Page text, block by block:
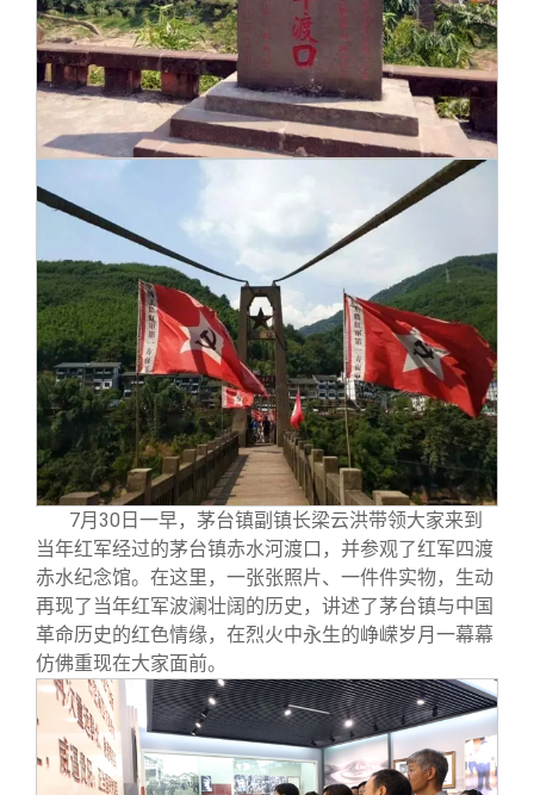
7月30日一早，茅台镇副镇长梁云洪带领大家来到
当年红军经过的茅台镇赤水河渡口，并参观了红军四渡
赤水纪念馆。在这里，一张张照片、一件件实物，生动
再现了当年红军波澜壮阔的历史，讲述了茅台镇与中国
革命历史的红色情缘，在烈火中永生的峥嵘岁月一幕幕
仿佛重现在大家面前。